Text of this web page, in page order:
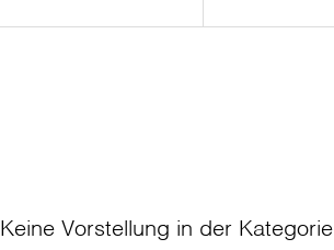
Keine Vorstellung in der Kategorie